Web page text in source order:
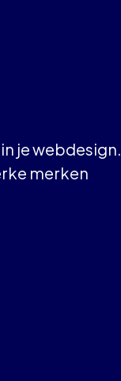
je webdesign.
merken